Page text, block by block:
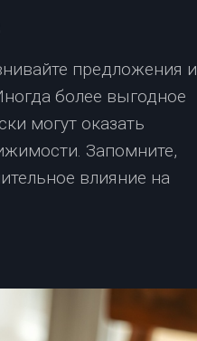
предложения и
более выгодное
могут оказать
Запомните,
влияние на